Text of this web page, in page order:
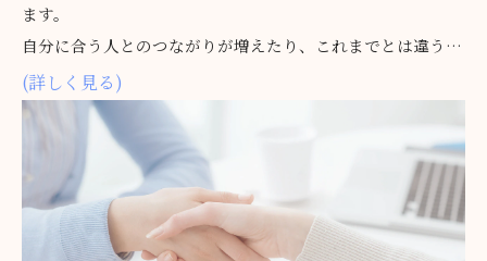
ます。
自分に合う人とのつながりが増えたり、これまでとは違う新
しい出会いが広がったり…。中には、大きな仕事のチャンス
が舞い込んできたり、懐かしい方と偶然の再会を果たすケー
スもあります。人間関係が整理され、新たなステージへと導
かれるような感覚を体験される方も少なくありません。
(詳しく見る)